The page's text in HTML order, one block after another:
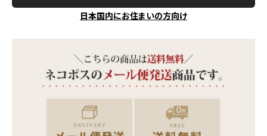
日本国内にお住まいの方向け